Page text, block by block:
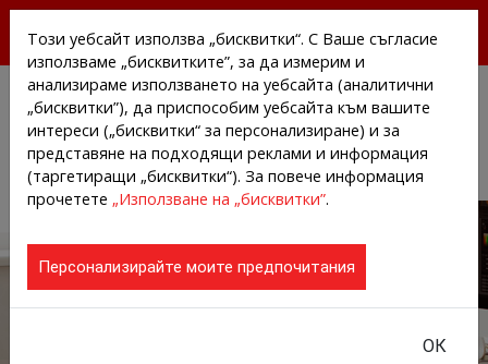
АГЕНЦИИТЕ И КОМПАНИИТЕ
Този уебсайт използва „бисквитки“. С Ваше съгласие
използваме „бисквитките”, за да измерим и
анализираме използването на уебсайта (аналитични
„бисквитки”), да приспособим уебсайта към вашите
интереси („бисквитки“ за персонализиране) и за
представяне на подходящи реклами и информация
(таргетиращи „бисквитки“). За повече информация
прочетете „Използване на „бисквитки”.
Персонализирайте моите предпочитания
ОК